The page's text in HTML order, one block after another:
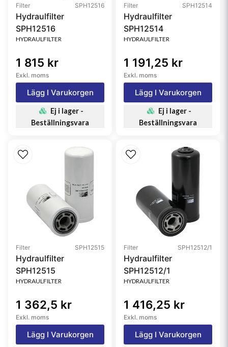
Filter SPH12516
Hydraulfilter
SPH12516
HYDRAULFILTER
1 815 kr
Exkl. moms
Lägg I Varukorgen
Ej i lager -
Beställningsvara
Filter SPH12514
Hydraulfilter
SPH12514
HYDRAULFILTER
1 191,25 kr
Exkl. moms
Lägg I Varukorgen
Ej i lager -
Beställningsvara
Filter SPH12515
Hydraulfilter
SPH12515
HYDRAULFILTER
1 362,5 kr
Exkl. moms
Lägg I Varukorgen
Filter SPH12512/1
Hydraulfilter
SPH12512/1
HYDRAULFILTER
1 416,25 kr
Exkl. moms
Lägg I Varukorgen